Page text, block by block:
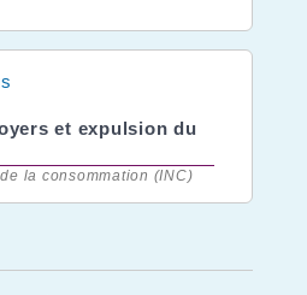
et expulsion du
la consommation (INC)